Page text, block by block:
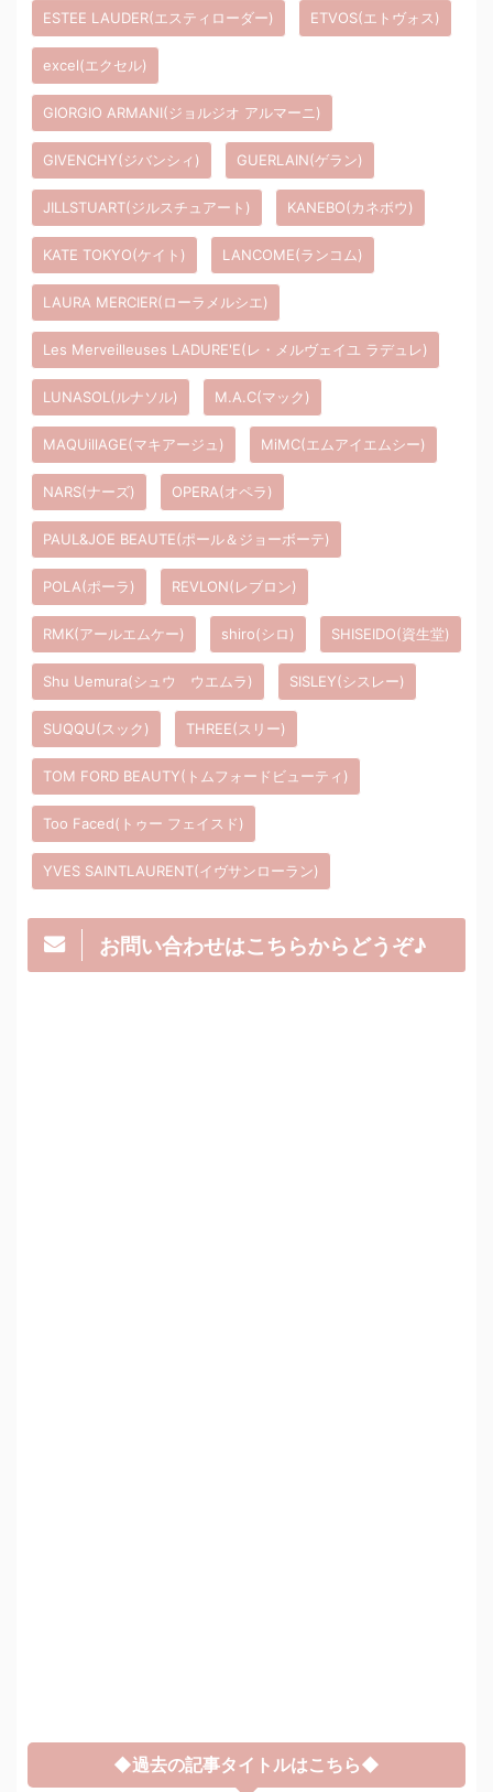
ESTEE LAUDER(エスティローダー) ETVOS(エトヴォス)
excel(エクセル)
GIORGIO ARMANI(ジョルジオ アルマーニ)
GIVENCHY(ジバンシィ) GUERLAIN(ゲラン)
JILLSTUART(ジルスチュアート) KANEBO(カネボウ)
KATE TOKYO(ケイト) LANCOME(ランコム)
LAURA MERCIER(ローラメルシエ)
Les Merveilleuses LADURE'E(レ・メルヴェイユ ラデュレ)
LUNASOL(ルナソル) M.A.C(マック)
MAQUillAGE(マキアージュ) MiMC(エムアイエムシー)
NARS(ナーズ) OPERA(オペラ)
PAUL&JOE BEAUTE(ポール＆ジョーボーテ)
POLA(ポーラ) REVLON(レブロン)
RMK(アールエムケー) shiro(シロ) SHISEIDO(資生堂)
Shu Uemura(シュウ ウエムラ) SISLEY(シスレー)
SUQQU(スック) THREE(スリー)
TOM FORD BEAUTY(トムフォードビューティ)
Too Faced(トゥー フェイスド)
YVES SAINTLAURENT(イヴサンローラン)
お問い合わせはこちらからどうぞ♪
◆過去の記事タイトルはこちら◆